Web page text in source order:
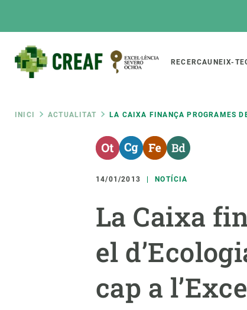
Main
RECERCAUNEIX-TE
Fil
d'ariadna
INICI ACTUALITAT LA CAIXA FINANÇA PROGRAMES
14/01/2013 NOTÍCIA
La Caixa
el
cap a
Featured
responsive
Responsive
menu
SOBRE NOSALTRES
Organització institucional
Infraestructures
Equitat, Diversitat i Inclusió (EDI)
Biodiversitat
Observació
Temes